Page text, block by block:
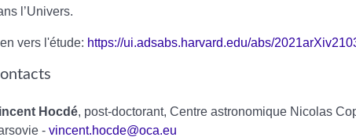
l’Univers.
vers l'étude: https://ui.adsabs.harvard.edu/abs/
Hocdé, post-doctorant, Centre astronomique Nicolas
- vincent.hocde@oca.eu